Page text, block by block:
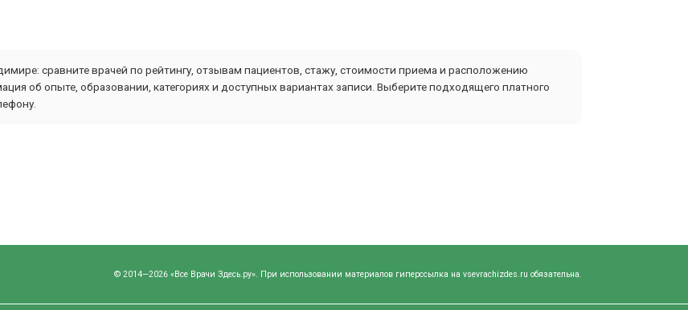
сравните врачей по рейтингу, отзывам пациентов, стажу, стоимости приема и расположению
об опыте, образовании, категориях и доступных вариантах записи. Выберите подходящего платного
© 2014—2026 «Все Врачи Здесь.ру». При использовании материалов гиперссылка на vsevrachizdes.ru обязательна.